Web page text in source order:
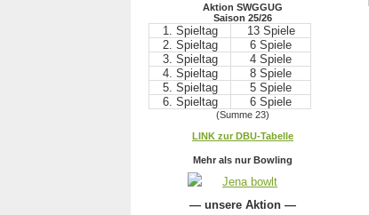
Aktion SWGGUG
Saison 25/26
1. Spieltag
13 Spiele
2. Spieltag
6 Spiele
3. Spieltag
4 Spiele
4. Spieltag
8 Spiele
5. Spieltag
5 Spiele
6. Spieltag
6 Spiele
(Summe 23)
LINK zur DBU-Tabelle
Mehr als nur Bowling
— unsere Aktion —